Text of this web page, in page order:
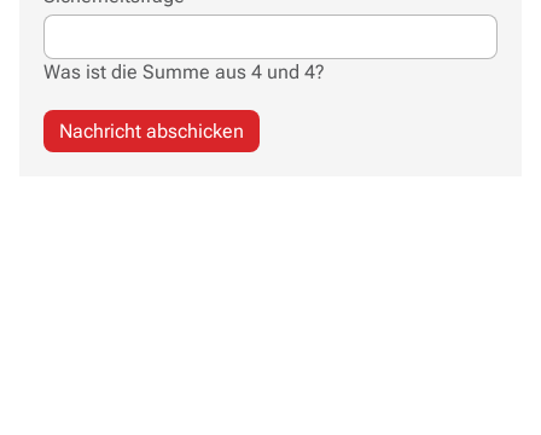
Was ist die Summe aus 4 und 4?
Nachricht abschicken